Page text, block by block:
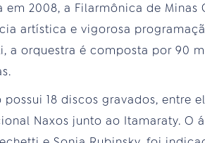
em 2008, a Filarmônica de
artística e vigorosa
a orquestra é composta por 90
possui 18 discos gravados, entre
Naxos junto ao Itamaraty. O